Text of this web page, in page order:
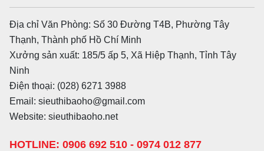
Địa chỉ Văn Phòng: Số 30 Đường T4B, Phường Tây
Thạnh, Thành phố Hồ Chí Minh
Xưởng sản xuất: 185/5 ấp 5, Xã Hiệp Thạnh, Tỉnh Tây
Ninh
Điện thoại: (028) 6271 3988
Email: sieuthibaoho@gmail.com
Website: sieuthibaoho.net
HOTLINE: 0906 692 510 - 0974 012 877